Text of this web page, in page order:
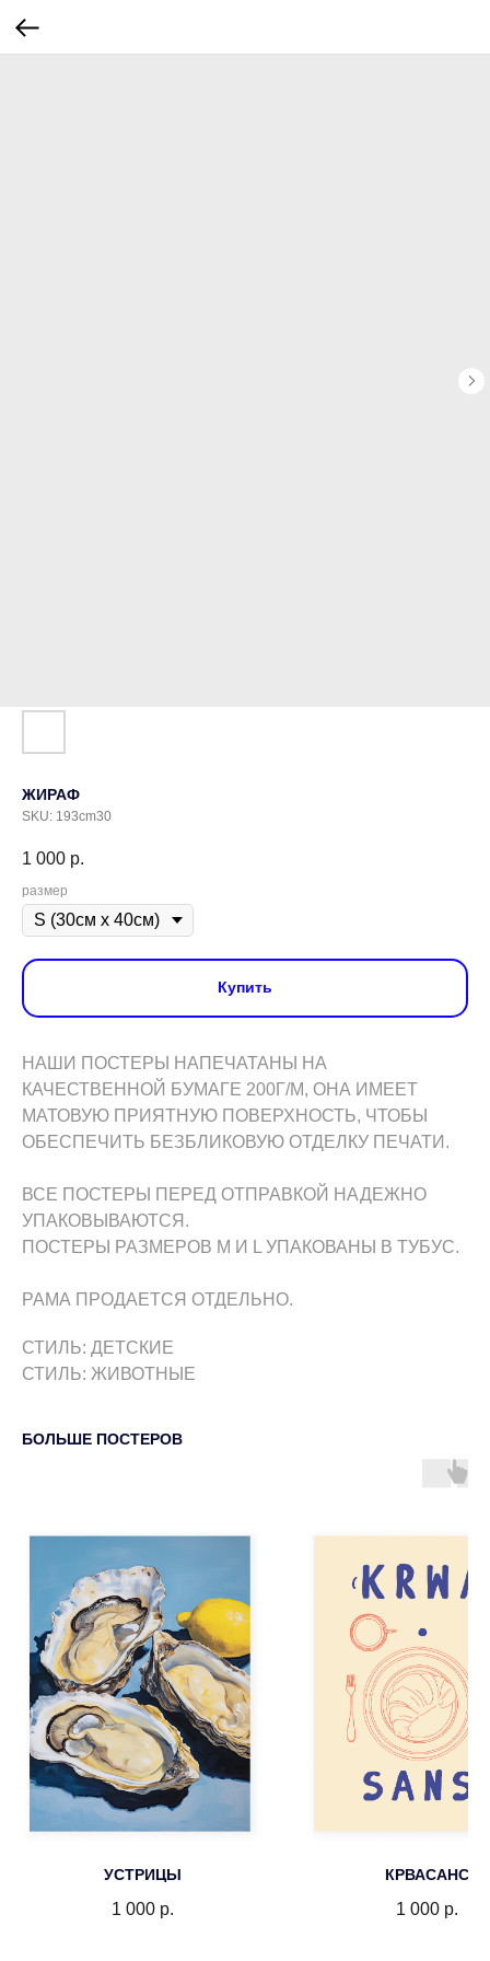
ЖИРАФ
SKU: 193cm30
1 000 р.
размер
Купить
НАШИ ПОСТЕРЫ НАПЕЧАТАНЫ НА
КАЧЕСТВЕННОЙ БУМАГЕ 200Г/М, ОНА ИМЕЕТ
МАТОВУЮ ПРИЯТНУЮ ПОВЕРХНОСТЬ, ЧТОБЫ
ОБЕСПЕЧИТЬ БЕЗБЛИКОВУЮ ОТДЕЛКУ ПЕЧАТИ.
ВСЕ ПОСТЕРЫ ПЕРЕД ОТПРАВКОЙ НАДЕЖНО
УПАКОВЫВАЮТСЯ.
ПОСТЕРЫ РАЗМЕРОВ M И L УПАКОВАНЫ В ТУБУС.
РАМА ПРОДАЕТСЯ ОТДЕЛЬНО.
СТИЛЬ: ДЕТСКИЕ
СТИЛЬ: ЖИВОТНЫЕ
БОЛЬШЕ ПОСТЕРОВ
УСТРИЦЫ
1 000 р.
КРВАСАНС
1 000 р.